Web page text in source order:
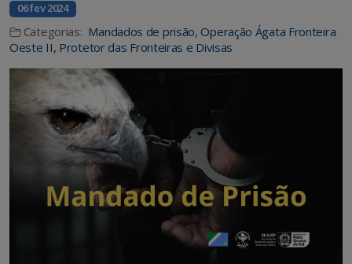
06 fev 2024
Categorias: Mandados de prisão, Operação Ágata Fronteira
Oeste II, Protetor das Fronteiras e Divisas